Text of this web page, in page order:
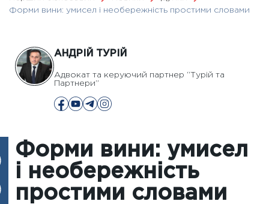
Форми вини: умисел і необережність простими словами
АНДРІЙ ТУРІЙ
Адвокат та керуючий партнер “Турій та
Партнери”
Форми вини: умисел
і необережність
простими словами